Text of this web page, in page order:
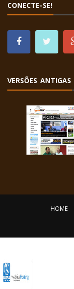
CONECTE-SE!
VERSÕES ANTIGAS
HOME